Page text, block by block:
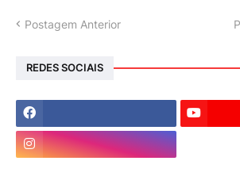
Postagem Anterior
REDES SOCIAIS